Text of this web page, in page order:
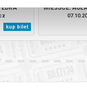
kup bilet
MIEJSCE: